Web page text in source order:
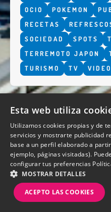
OCIO
POKEMON
RECETAS
SOCIEDAD
SPOTS
TERREMOTO JAPON
TURISMO
TV VIDEO
Diseño y
Esta web utiliza
Utilizamos cookies propias y de
servicios y mostrarte publicidad
base a un perfil elaborado a
ejemplo, páginas visitadas).
configurar tus preferencias
MOSTRAR DETALLES
ACEPTO LAS COOKIES